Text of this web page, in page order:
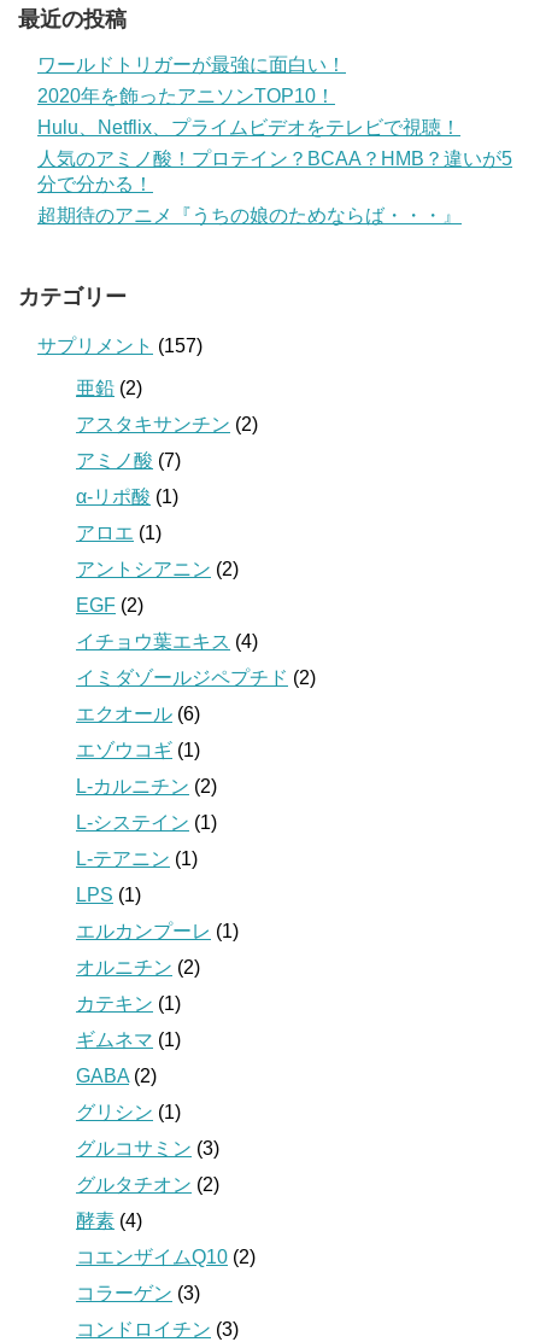
最近の投稿
ワールドトリガーが最強に面白い！
2020年を飾ったアニソンTOP10！
Hulu、Netflix、プライムビデオをテレビで視聴！
人気のアミノ酸！プロテイン？BCAA？HMB？違いが5
分で分かる！
超期待のアニメ『うちの娘のためならば・・・』
カテゴリー
サプリメント (157)
亜鉛 (2)
アスタキサンチン (2)
アミノ酸 (7)
α-リポ酸 (1)
アロエ (1)
アントシアニン (2)
EGF (2)
イチョウ葉エキス (4)
イミダゾールジペプチド (2)
エクオール (6)
エゾウコギ (1)
L-カルニチン (2)
L-システイン (1)
L-テアニン (1)
LPS (1)
エルカンプーレ (1)
オルニチン (2)
カテキン (1)
ギムネマ (1)
GABA (2)
グリシン (1)
グルコサミン (3)
グルタチオン (2)
酵素 (4)
コエンザイムQ10 (2)
コラーゲン (3)
コンドロイチン (3)